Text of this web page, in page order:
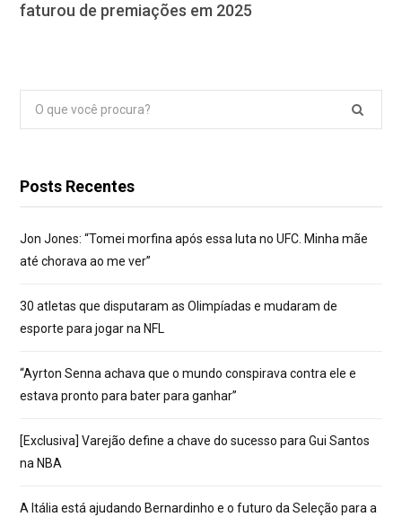
faturou de premiações em 2025
Pesquisar
por:
Posts Recentes
Jon Jones: “Tomei morfina após essa luta no UFC. Minha mãe
até chorava ao me ver”
30 atletas que disputaram as Olimpíadas e mudaram de
esporte para jogar na NFL
“Ayrton Senna achava que o mundo conspirava contra ele e
estava pronto para bater para ganhar”
[Exclusiva] Varejão define a chave do sucesso para Gui Santos
na NBA
A Itália está ajudando Bernardinho e o futuro da Seleção para a